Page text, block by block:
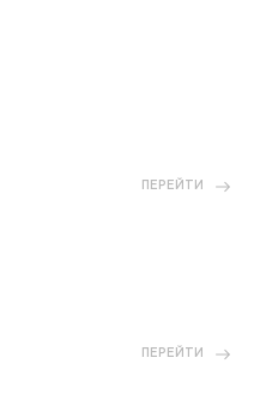
ПЕРЕЙТИ
ПЕРЕЙТИ